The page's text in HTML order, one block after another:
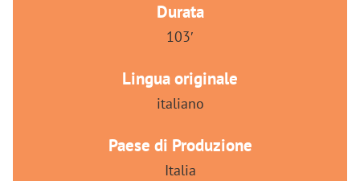
Durata
103′
Lingua originale
italiano
Paese di Produzione
Italia